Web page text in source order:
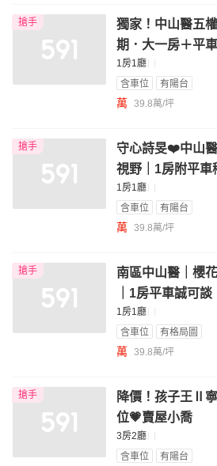
搶手
獨家！中山醫五
期．大一房＋平
1房1廳
含車位
有陽台
萬 39.8萬/坪
搶手
守心詩旻❤️中山
視野｜1房附平車
1房1廳
含車位
有陽台
萬 39.8萬/坪
搶手
南區中山醫｜櫻
｜1房平車誠可談
1房1廳
含車位
有格局圖
萬 39.8萬/坪
搶手
降價！孩子王Ⅱ
位💗賣屋小喬
3房2廳
含車位
有陽台